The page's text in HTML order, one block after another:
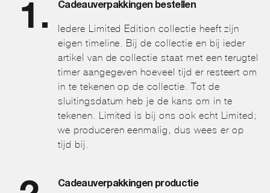
Cadeauverpakkingen bestellen
Iedere Limited Edition collectie heeft zijn
eigen timeline. Bij de collectie en bij ieder
artikel van de collectie staat met een terugtel
timer aangegeven hoeveel tijd er resteert om
in te tekenen op de collectie. Tot de
sluitingsdatum heb je de kans om in te
tekenen. Limited is bij ons ook echt Limited;
we produceren eenmalig, dus wees er op
tijd bij.
Cadeauverpakkingen productie